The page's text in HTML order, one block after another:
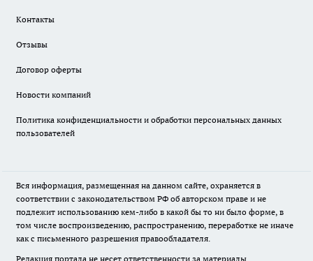
Контакты
Отзывы
Договор оферты
Новости компаний
Политика конфиденциальности и обработки персональных данных
пользователей
Вся информация, размещенная на данном сайте, охраняется в
соответствии с законодательством РФ об авторском праве и не
подлежит использованию кем-либо в какой бы то ни было форме, в
том числе воспроизведению, распространению, переработке не иначе
как с письменного разрешения правообладателя.
Редакция портала не несет ответственности за материалы